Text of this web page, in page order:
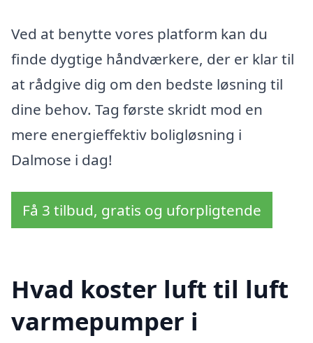
Ved at benytte vores platform kan du
finde dygtige håndværkere, der er klar til
at rådgive dig om den bedste løsning til
dine behov. Tag første skridt mod en
mere energieffektiv boligløsning i
Dalmose i dag!
Få 3 tilbud, gratis og uforpligtende
Hvad koster luft til luft
varmepumper i